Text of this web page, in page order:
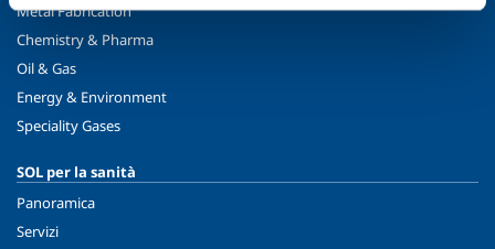
Metal Fabrication
Chemistry & Pharma
Oil & Gas
Energy & Environment
Speciality Gases
SOL per la sanità
Panoramica
Servizi